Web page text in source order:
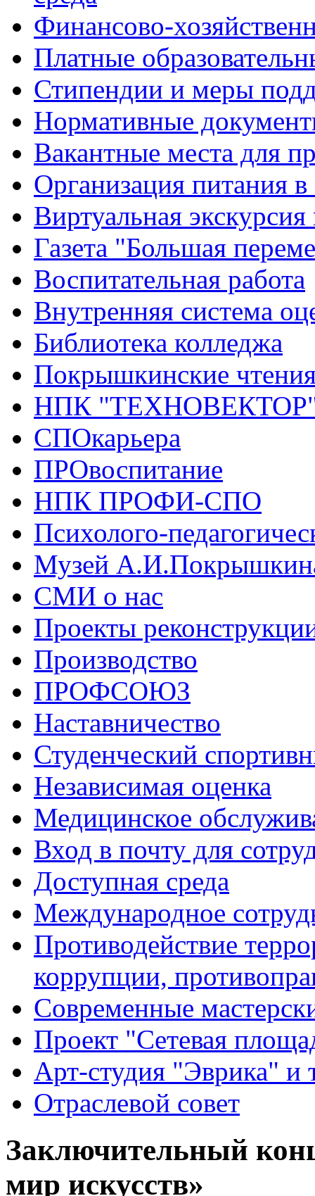
Финансово-
Платные
Стипендии и меры
Нормативные
Вакантные места для
Организация питания в
Виртуальная
Газета "Большая
Воспитательная работа
Внутренняя система
Библиотека колледжа
Покрышкинские
НПК
СПОкарьера
ПРОвоспитание
НПК ПРОФИ-СПО
Психолого-
Музей
СМИ о нас
Проекты
Производство
ПРОФСОЮЗ
Наставничество
Студенческий
Независимая оценка
Медицинское
Вход в почту для
Доступная среда
Международное
Противодействие
коррупции,
Современные
Проект "Сетевая
Арт-студия "Эврика" и
Отраслевой совет
Заключительный
мир искусств»